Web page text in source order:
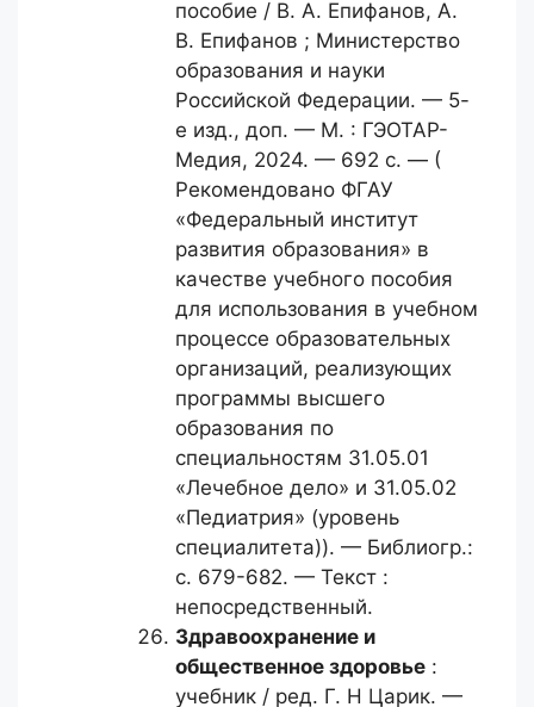
пособие / В. А. Епифанов, А.
В. Епифанов ; Министерство
образования и науки
Российской Федерации. — 5-
е изд., доп. — М. : ГЭОТАР-
Медия, 2024. — 692 с. — (
Рекомендовано ФГАУ
«Федеральный институт
развития образования» в
качестве учебного пособия
для использования в учебном
процессе образовательных
организаций, реализующих
программы высшего
образования по
специальностям 31.05.01
«Лечебное дело» и 31.05.02
«Педиатрия» (уровень
специалитета)). — Библиогр.:
с. 679-682. — Текст :
непосредственный.
Здравоохранение и
общественное здоровье :
учебник / ред. Г. Н Царик. —